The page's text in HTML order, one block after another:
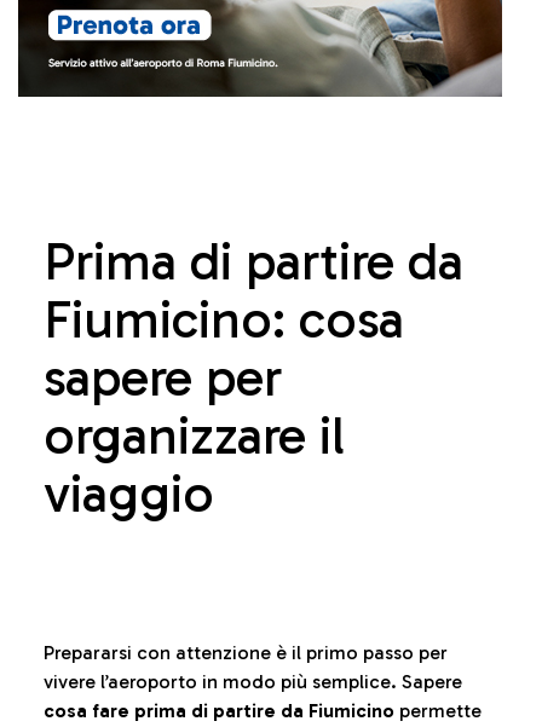
Prima di partire da
Fiumicino: cosa
sapere per
organizzare il
viaggio
Prepararsi con attenzione è il primo passo per
vivere l’aeroporto in modo più semplice. Sapere
cosa fare prima di partire da Fiumicino permette